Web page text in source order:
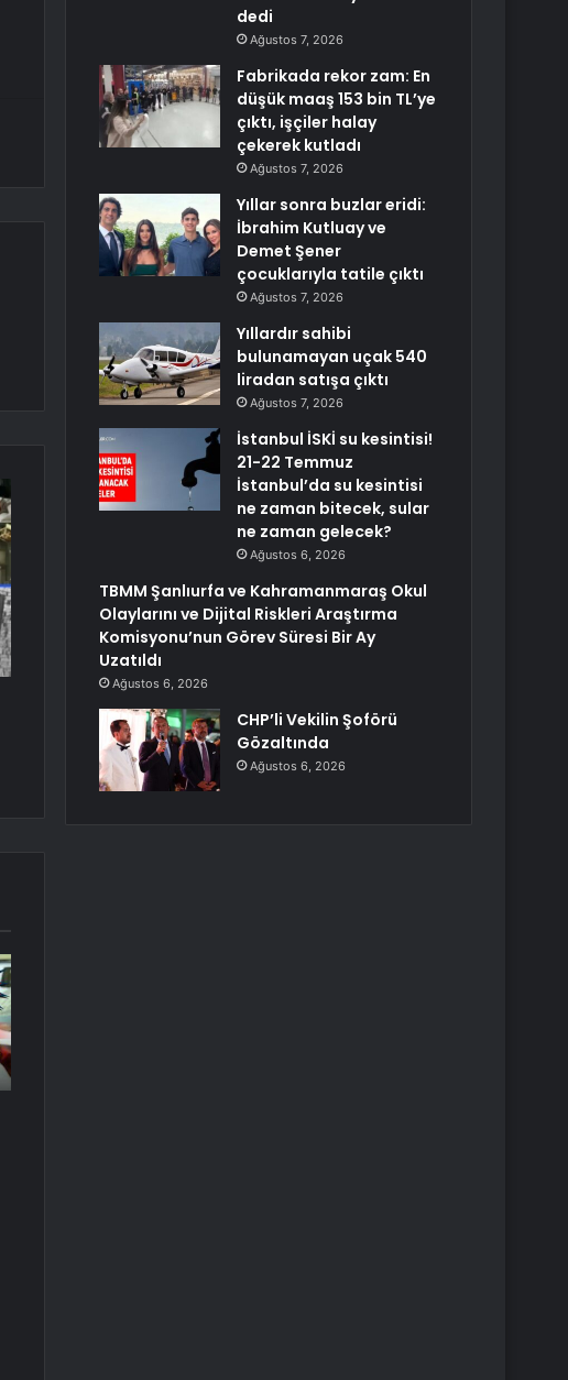
dedi
Ağustos 7, 2026
Fabrikada rekor zam: En
düşük maaş 153 bin TL’ye
çıktı, işçiler halay
çekerek kutladı
Ağustos 7, 2026
Yıllar sonra buzlar eridi:
İbrahim Kutluay ve
Demet Şener
çocuklarıyla tatile çıktı
Ağustos 7, 2026
Yıllardır sahibi
bulunamayan uçak 540
liradan satışa çıktı
Ağustos 7, 2026
İstanbul İSKİ su kesintisi!
21-22 Temmuz
İstanbul’da su kesintisi
ne zaman bitecek, sular
ne zaman gelecek?
Ağustos 6, 2026
TBMM Şanlıurfa ve Kahramanmaraş Okul
Olaylarını ve Dijital Riskleri Araştırma
Komisyonu’nun Görev Süresi Bir Ay
Uzatıldı
Ağustos 6, 2026
CHP’li Vekilin Şoförü
Gözaltında
Ağustos 6, 2026